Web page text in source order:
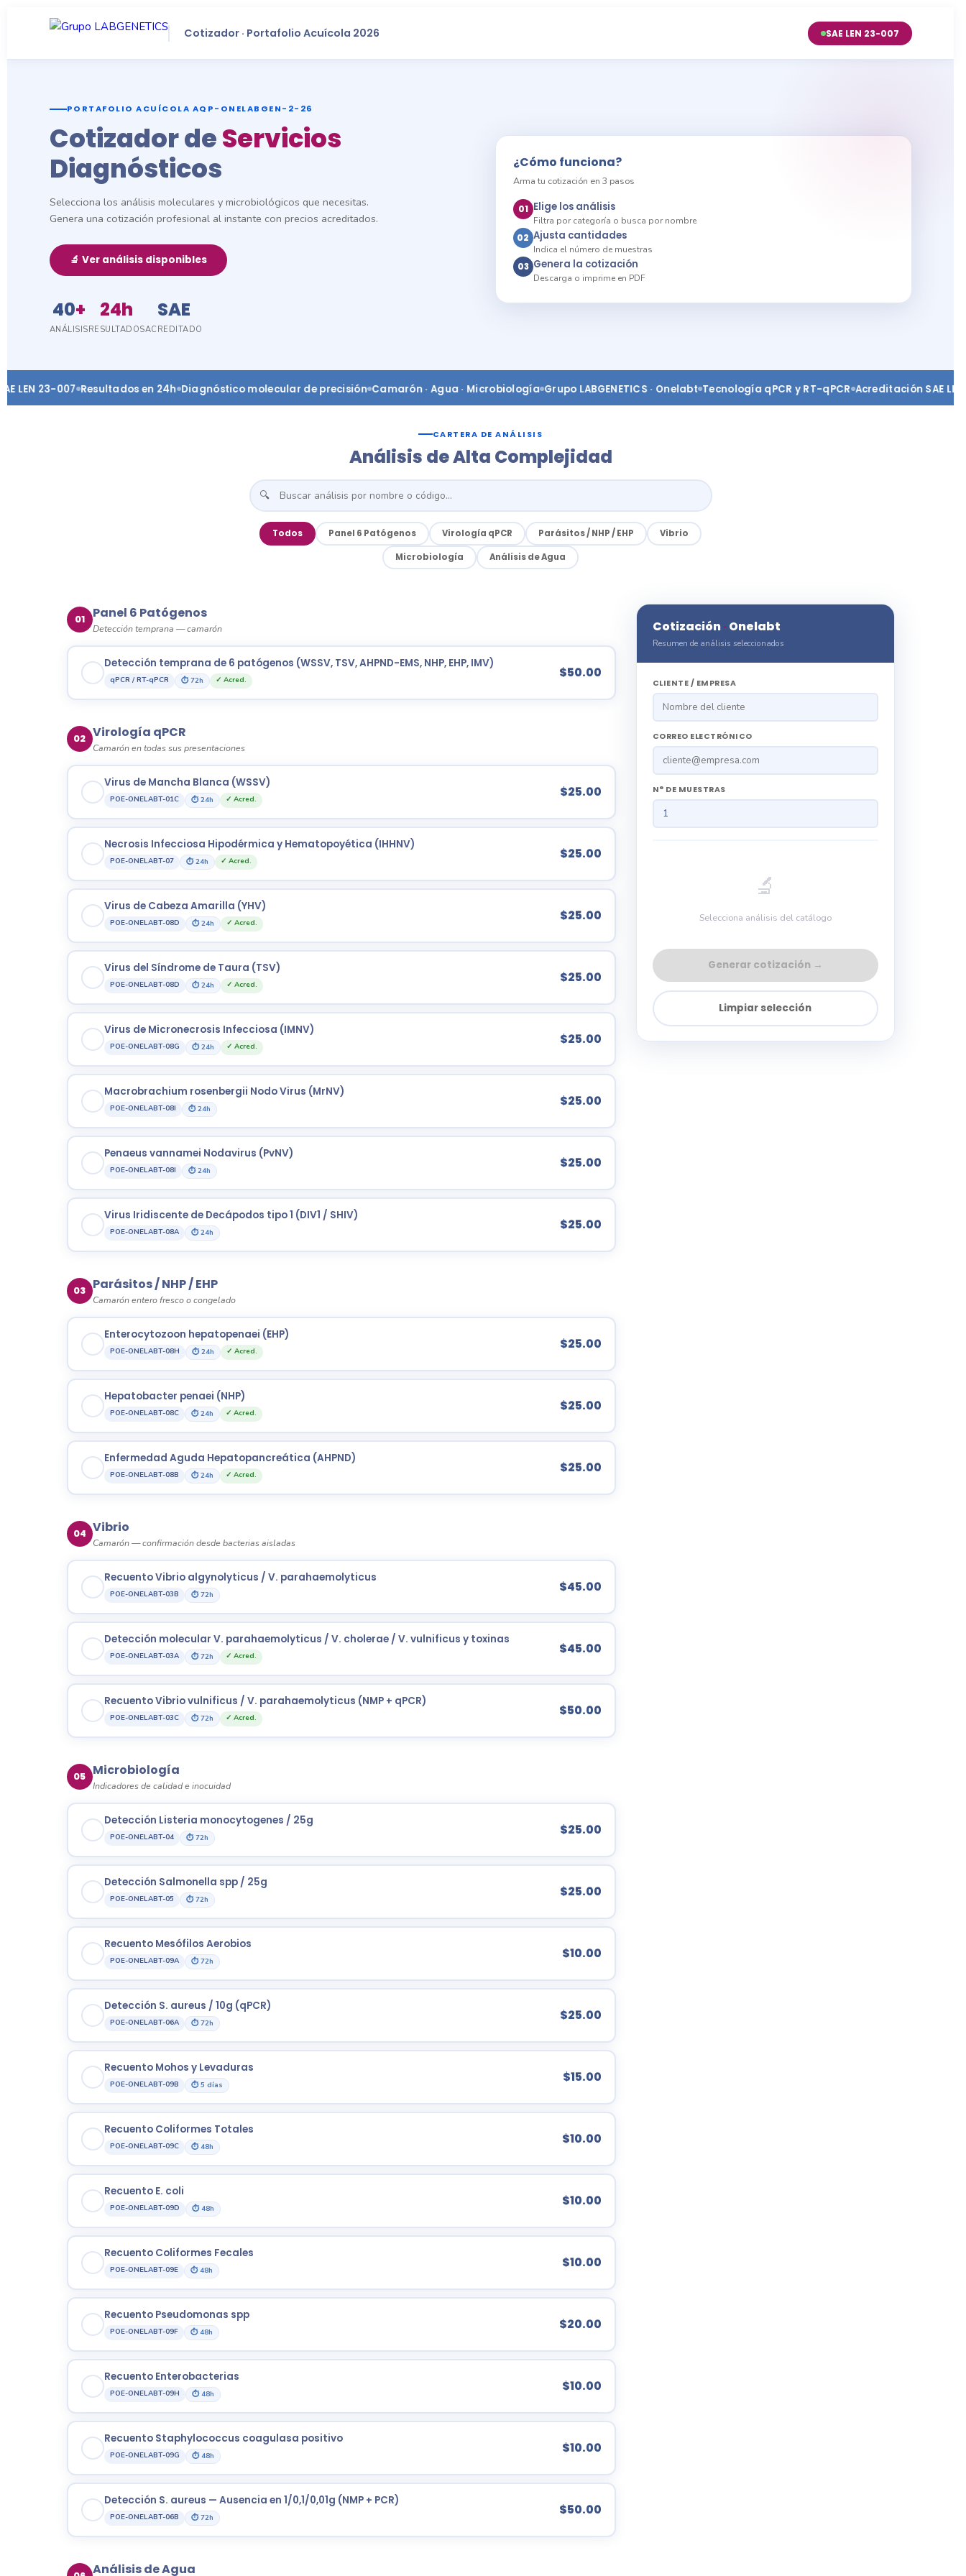
Cotizador · Portafolio Acuícola 2026 SAE LEN 23-007
PORTAFOLIO ACUÍCOLA AQP-ONELABGEN-2-26
Cotizador deServicios
Diagnósticos
Selecciona los análisis moleculares y microbiológicos que necesitas.
Genera una cotización profesional al instante con precios acreditados.
🔬 Ver análisis disponibles
40+
ANÁLISIS
24h
RESULTADOS
SAE
ACREDITADO
¿Cómo funciona?
Arma tu cotización en 3 pasos
01 Elige los análisis
Filtra por categoría o busca por nombre
02 Ajusta cantidades
Indica el número de muestras
03 Genera la cotización
Descarga o imprime en PDF
23-007 Resultados en 24h Diagnóstico molecular de precisión Camarón · Agua · Microbiología Grupo LABGENETICS · Onelabt Tecnología qPCR y RT-qPCR Acreditación SAE LEN 23-
CARTERA DE ANÁLISIS
Análisis de Alta Complejidad
🔍
Todos Panel 6 Patógenos Virología qPCR Parásitos / NHP / EHP Vibrio
Microbiología Análisis de Agua
01 Panel 6 Patógenos
Detección temprana — camarón
Detección temprana de 6 patógenos (WSSV, TSV, AHPND-EMS, NHP, EHP, IMV)
qPCR / RT-qPCR ⏱ 72h ✓ Acred. $50.00
02 Virología qPCR
Camarón en todas sus presentaciones
Virus de Mancha Blanca (WSSV)
POE-ONELABT-01C ⏱ 24h ✓ Acred. $25.00
Necrosis Infecciosa Hipodérmica y Hematopoyética (IHHNV)
POE-ONELABT-07 ⏱ 24h ✓ Acred. $25.00
Virus de Cabeza Amarilla (YHV)
POE-ONELABT-08D ⏱ 24h ✓ Acred. $25.00
Virus del Síndrome de Taura (TSV)
POE-ONELABT-08D ⏱ 24h ✓ Acred. $25.00
Virus de Micronecrosis Infecciosa (IMNV)
POE-ONELABT-08G ⏱ 24h ✓ Acred. $25.00
Macrobrachium rosenbergii Nodo Virus (MrNV)
POE-ONELABT-08I ⏱ 24h
$25.00
Penaeus vannamei Nodavirus (PvNV)
POE-ONELABT-08I ⏱ 24h
$25.00
Virus Iridiscente de Decápodos tipo 1 (DIV1 / SHIV)
POE-ONELABT-08A ⏱ 24h
$25.00
03 Parásitos / NHP / EHP
Camarón entero fresco o congelado
Enterocytozoon hepatopenaei (EHP)
POE-ONELABT-08H ⏱ 24h ✓ Acred. $25.00
Hepatobacter penaei (NHP)
POE-ONELABT-08C ⏱ 24h ✓ Acred. $25.00
Enfermedad Aguda Hepatopancreática (AHPND)
POE-ONELABT-08B ⏱ 24h ✓ Acred. $25.00
04 Vibrio
Camarón — confirmación desde bacterias aisladas
Recuento Vibrio algynolyticus / V. parahaemolyticus
POE-ONELABT-03B ⏱ 72h
$45.00
Detección molecular V. parahaemolyticus / V. cholerae / V. vulnificus y toxinas
POE-ONELABT-03A ⏱ 72h ✓ Acred. $45.00
Recuento Vibrio vulnificus / V. parahaemolyticus (NMP + qPCR)
POE-ONELABT-03C ⏱ 72h ✓ Acred. $50.00
05 Microbiología
Indicadores de calidad e inocuidad
Detección Listeria monocytogenes / 25g
POE-ONELABT-04 ⏱ 72h
$25.00
Detección Salmonella spp / 25g
POE-ONELABT-05 ⏱ 72h
$25.00
Recuento Mesófilos Aerobios
POE-ONELABT-09A ⏱ 72h
$10.00
Detección S. aureus / 10g (qPCR)
POE-ONELABT-06A ⏱ 72h
$25.00
Recuento Mohos y Levaduras
POE-ONELABT-09B ⏱ 5 días
$15.00
Recuento Coliformes Totales
POE-ONELABT-09C ⏱ 48h
$10.00
Recuento E. coli
POE-ONELABT-09D ⏱ 48h
$10.00
Recuento Coliformes Fecales
POE-ONELABT-09E ⏱ 48h
$10.00
Recuento Pseudomonas spp
POE-ONELABT-09F ⏱ 48h
$20.00
Recuento Enterobacterias
POE-ONELABT-09H ⏱ 48h
$10.00
Recuento Staphylococcus coagulasa positivo
POE-ONELABT-09G ⏱ 48h
$10.00
Detección S. aureus — Ausencia en 1/0,1/0,01g (NMP + PCR)
POE-ONELABT-06B ⏱ 72h
$50.00
Análisis de Agua
Cotización· Onelabt
Resumen de análisis seleccionados
CLIENTE / EMPRESA
CORREO ELECTRÓNICO
N° DE MUESTRAS
🔬
Selecciona análisis del catálogo
Generar cotización →
Limpiar selección